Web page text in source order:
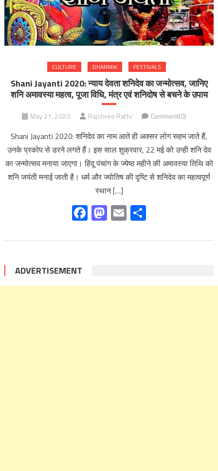
CULTURE DHARMIK FESTIVALS
Shani Jayanti 2020: न्याय देवता शनिदेव का जन्मोत्सव, जानिए
शनि अमावस्या महत्व, पूजा विधि, मंत्र एवं शनिदोष से बचने के उपाय
May 21, 2020 Rajshree Rathi Comment(0)
Shani Jayanti 2020: शनिदेव का नाम आते ही अक्सर लोग सहम जाते हैं,
उनके प्रकोप से डरने लगते हैं। इस साल शुक्रवार, 22 मई को उन्ही शनि देव
का जन्मोत्सव मनाया जाएगा। हिंदू पंचांग के ज्येष्ठ महीने की अमावस्या तिथि को
शनि जयंती मनाई जाती है। धर्म और ज्योतिष की दृष्टि से शनिदेव का महत्वपूर्ण
स्थान […]
Facebook
Mastodon
Email
ADVERTISEMENT